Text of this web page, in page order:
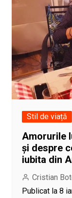
Stil de viață
Amorurile
și despre
iubita din
Cristian
Publicat la 8